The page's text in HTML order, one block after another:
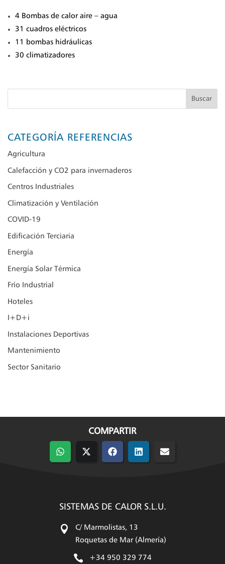
4 Bombas de calor aire – agua
31 cuadros eléctricos
11 bombas hidráulicas
30 climatizadores
Buscar
CATEGORÍA REFERENCIAS
Agricultura
Calefacción y CO2 para invernaderos
Centros Industriales
Climatización y Ventilación
COVID-19
Edificación Terciaria
Energía
Energía Solar Térmica
Frío Industrial
Hoteles
I+D+i
Instalaciones Deportivas
Mantenimiento
Sector Sanitario
COMPARTIR
Compartir
en
CompartirCompartir
en
Compartir
en
Compartir
SISTEMAS DE CALOR S.L.U.

C/ Marmolistas, 13
Roquetas de Mar (Almería)
 +34 950 329 774